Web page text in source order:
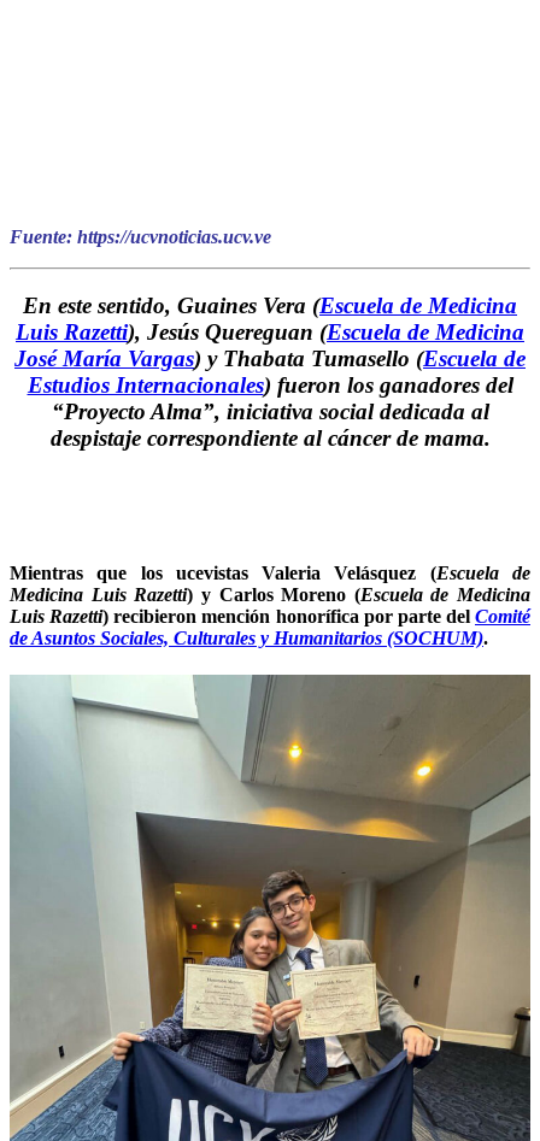
Fuente: https://ucvnoticias.ucv.ve
En este sentido, Guaines Vera (Escuela de Medicina
Luis Razetti), Jesús Quereguan (Escuela de Medicina
José María Vargas) y Thabata Tumasello (Escuela de
Estudios Internacionales) fueron los ganadores del
“Proyecto Alma”, iniciativa social dedicada al
despistaje correspondiente al cáncer de mama.
Mientras que los ucevistas Valeria Velásquez (Escuela de
Medicina Luis Razetti) y Carlos Moreno (Escuela de Medicina
Luis Razetti) recibieron mención honorífica por parte del Comité
de Asuntos Sociales, Culturales y Humanitarios (SOCHUM).